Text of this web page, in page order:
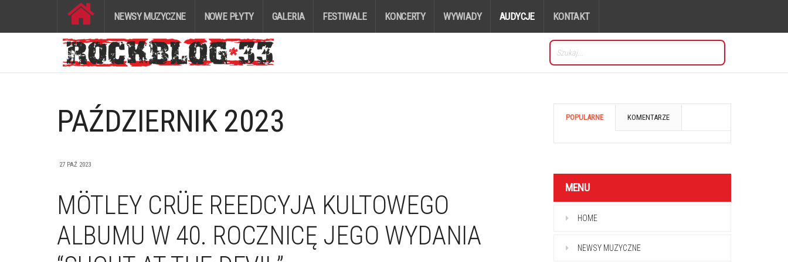
NEWSY MUZYCZNE NOWE PŁYTY GALERIA FESTIWALE KONCERTY WYWIADY AUDYCJE KONTAKT
PAŹDZIERNIK 2023
27 PAŹ 2023
MÖTLEY CRÜE REEDCYJA KULTOWEGO
ALBUMU W 40. ROCZNICĘ JEGO WYDANIA
POPULARNE KOMENTARZE
MENU
HOME
NEWSY MUZYCZNE